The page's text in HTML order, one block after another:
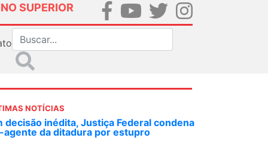
SUPERIOR
NOTÍCIAS
decisão inédita, Justiça Federal condena
agente da ditadura por estupro